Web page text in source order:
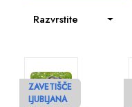
Razvrstite
ZAVETIŠČE
LJUBLJANA